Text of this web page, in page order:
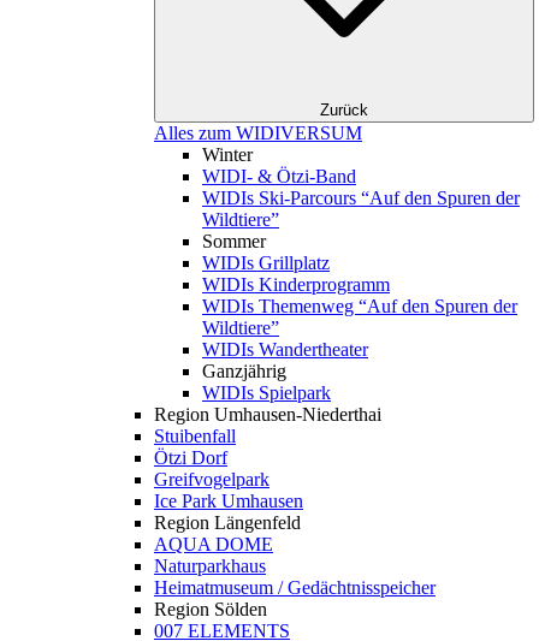
Zurück
Alles zum WIDIVERSUM
Winter
WIDI- & Ötzi-Band
WIDIs Ski-Parcours “Auf den Spuren der
Wildtiere”
Sommer
WIDIs Grillplatz
WIDIs Kinderprogramm
WIDIs Themenweg “Auf den Spuren der
Wildtiere”
WIDIs Wandertheater
Ganzjährig
WIDIs Spielpark
Region Umhausen-Niederthai
Stuibenfall
Ötzi Dorf
Greifvogelpark
Ice Park Umhausen
Region Längenfeld
AQUA DOME
Naturparkhaus
Heimatmuseum / Gedächtnisspeicher
Region Sölden
007 ELEMENTS